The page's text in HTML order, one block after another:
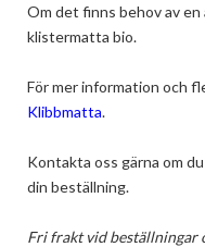
Om det finns behov av
klistermatta bio.
Klibbmatta.
Kontakta oss gärna om
din beställning.
Fri frakt vid beställningar